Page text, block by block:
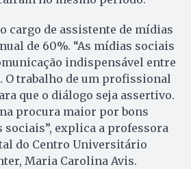
cargo de assistente de mídias
de 60%. “As mídias sociais
indispensável entre
O trabalho de um profissional
que o diálogo seja assertivo.
procura maior por bons
sociais”, explica a professora
do Centro Universitário
Maria Carolina Avis.